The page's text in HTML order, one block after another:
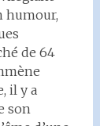
humour,
de 64
il y a
son